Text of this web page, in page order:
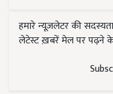
हमारे न्यूज़लेटर की
लेटेस्ट ख़बरें मेल पर पढ़ने